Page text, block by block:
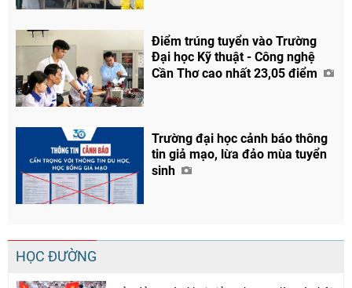
Điểm trúng tuyển vào Trường
Đại học Kỹ thuật - Công nghệ
Cần Thơ cao nhất 23,05 điểm
Trường đại học cảnh báo thông
tin giả mạo, lừa đảo mùa tuyển
sinh
HỌC ĐƯỜNG